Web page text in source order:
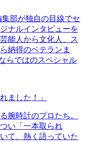
部が独自の目線でセ
ナルインタビューを
能人から文化人、ス
納得のベテランま
らではのスペシャル
ました！」
腕時計のプロたち。
い「一本取られ
て、熱く語っていた